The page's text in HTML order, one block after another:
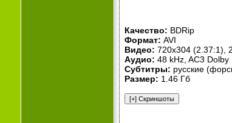
Качество: BDRip
Формат: AVI
Видео: 720x304 (2.37:1),
Аудио: 48 kHz, AC3
Субтитры: русские
Размер: 1.46 Гб